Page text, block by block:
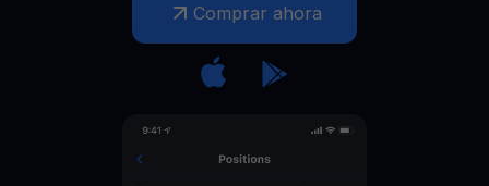
Comprar ahora